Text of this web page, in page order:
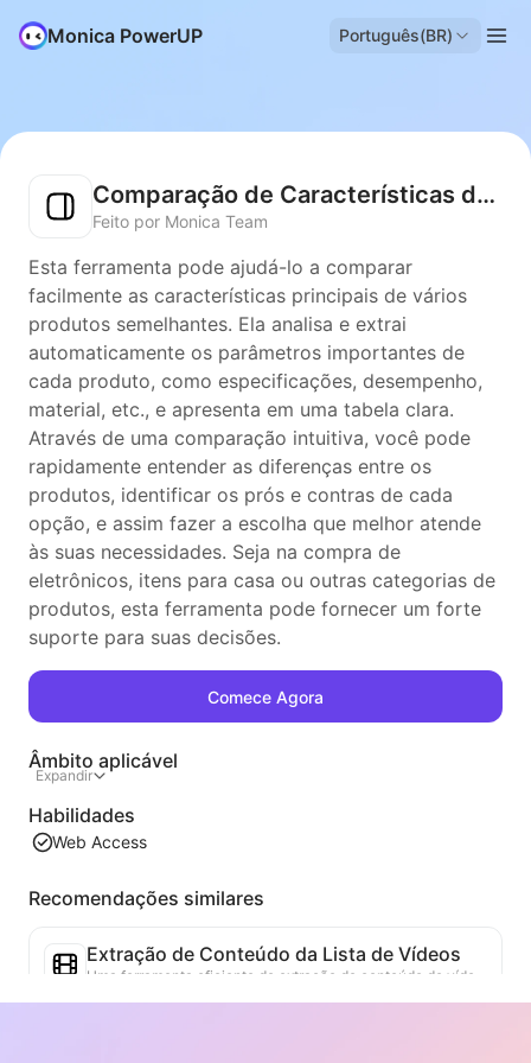
Monica PowerUP Português(BR)
Comparação de Características do Produto
Feito por Monica Team
Esta ferramenta pode ajudá-lo a comparar
facilmente as características principais de vários
produtos semelhantes. Ela analisa e extrai
automaticamente os parâmetros importantes de
cada produto, como especificações, desempenho,
material, etc., e apresenta em uma tabela clara.
Através de uma comparação intuitiva, você pode
rapidamente entender as diferenças entre os
produtos, identificar os prós e contras de cada
opção, e assim fazer a escolha que melhor atende
às suas necessidades. Seja na compra de
eletrônicos, itens para casa ou outras categorias de
produtos, esta ferramenta pode fornecer um forte
suporte para suas decisões.
Comece Agora
Âmbito aplicável
Expandir
Habilidades
Web Access
Recomendações similares
Extração de Conteúdo da Lista de Vídeos